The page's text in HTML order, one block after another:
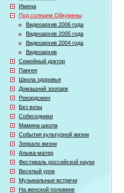
Имена
Под солнцем Ойкумены
Видеоархив 2006 года
Видеоархив 2005 года
Видеоархив 2004 года
Видеоархив
Семейный доктор
Пангея
Школа здоровья
Домашний зоопарк
Рекордсмен
Без визы
Собеседники
Мамина школа
События культурной жизни
Зеркало жизни
Альма-матер
Фестиваль российской науки
Веселый урок
Музыкальные встречи
На женской половине